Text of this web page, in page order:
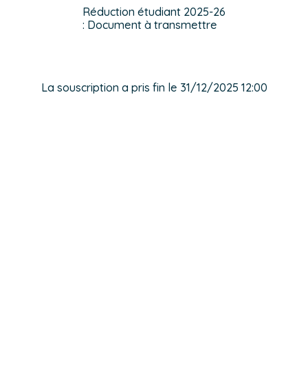
Réduction étudiant 2025-26
: Document à transmettre
La souscription a pris fin le 31/12/2025 12:00